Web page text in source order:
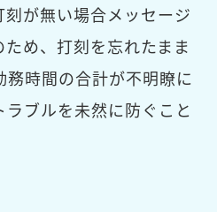
が無い場合メッセージ
め、打刻を忘れたまま
時間の合計が不明瞭に
ブルを未然に防ぐこと